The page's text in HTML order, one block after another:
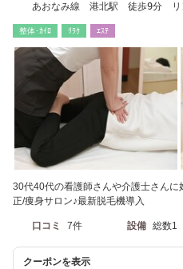
あおなみ線 港北駅 徒歩9分 リ
整体･ｶｲﾛ ﾘﾗｸ ｴｽﾃ
30代40代の看護師さんや介護士さん
正/痩身サロン♪最新脱毛機導入
口コミ 7件 設備 総数1
クーポンを表示